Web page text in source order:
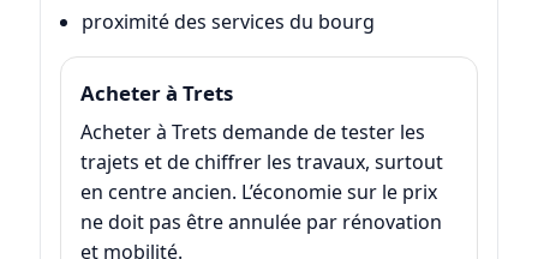
proximité des services du bourg
Acheter à Trets
Acheter à Trets demande de tester les
trajets et de chiffrer les travaux, surtout
en centre ancien. L’économie sur le prix
ne doit pas être annulée par rénovation
et mobilité.